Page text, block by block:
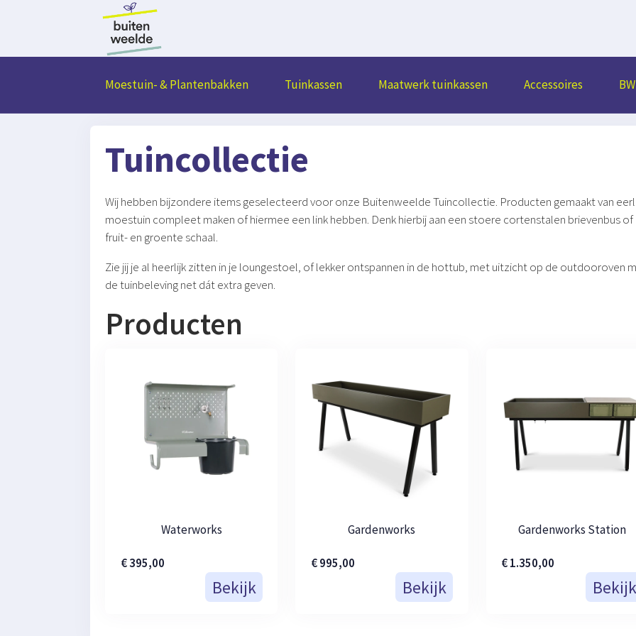
Moestuin- & Plantenbakken Tuinkassen Maatwerk tuinkassen Accessoires
Tuincollectie
Wij hebben bijzondere items geselecteerd voor onze Buitenweelde Tuincollectie. Producten gemaakt van
moestuin compleet maken of hiermee een link hebben. Denk hierbij aan een stoere cortenstalen brievenbus
fruit- en groente schaal.
Zie jij je al heerlijk zitten in je loungestoel, of lekker ontspannen in de hottub, met uitzicht op de outdooroven
de tuinbeleving net dát extra geven.
Producten
Waterworks
€ 395,00
Bekijk
Gardenworks
€ 995,00
Bekijk
Gardenworks Station
€ 1.350,00
Bekijk